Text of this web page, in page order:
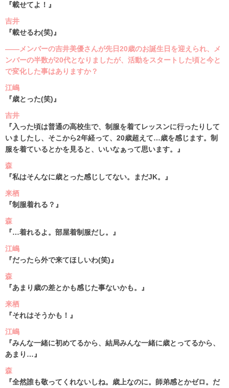
『載せてよ！』
吉井
『載せるわ(笑)』
――メンバーの吉井美優さんが先日20歳のお誕生日を迎えられ、メ
ンバーの半数が20代となりましたが、活動をスタートした頃と今と
で変化した事はありますか？
江嶋
『歳とった(笑)』
吉井
『入った頃は普通の高校生で、制服を着てレッスンに行ったりして
いましたし、そこから2年経って、20歳超えて…歳を感じます。制
服を着ているとかを見ると、いいなぁって思います。』
森
『私はそんなに歳とった感じしてない。まだJK。』
来栖
『制服着れる？』
森
『…着れるよ。部屋着制服だし。』
江嶋
『だったら外で来てほしいわ(笑)』
森
『あまり歳の差とかも感じた事ないかも。』
来栖
『それはそうかも！』
江嶋
『みんな一緒に初めてるから、結局みんな一緒に歳とってるから、
あまり…』
森
『全然誰も敬ってくれないしね。歳上なのに。師弟感とかゼロ。だ